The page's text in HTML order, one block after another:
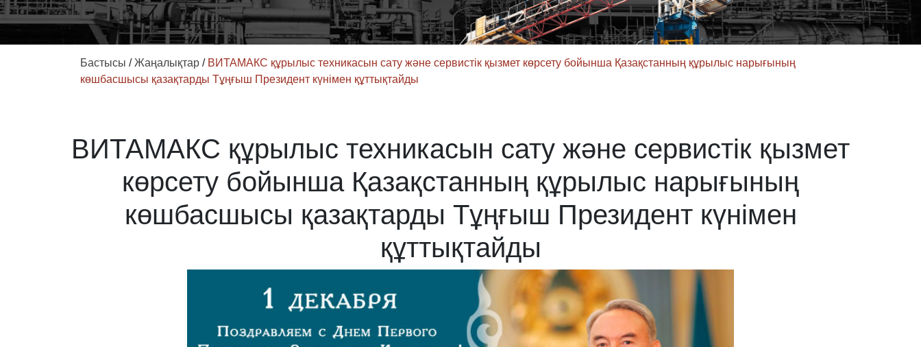
Бастысы / Жаңалықтар / ВИТАМАКС құрылыс техникасын сату және сервистік қызмет көрсету бойынша Қазақстанның құрылыс нарығының
көшбасшысы қазақтарды Тұңғыш Президент күнімен құттықтайды
ВИТАМАКС құрылыс техникасын сату және сервистік қызмет
көрсету бойынша Қазақстанның құрылыс нарығының
көшбасшысы қазақтарды Тұңғыш Президент күнімен
құттықтайды